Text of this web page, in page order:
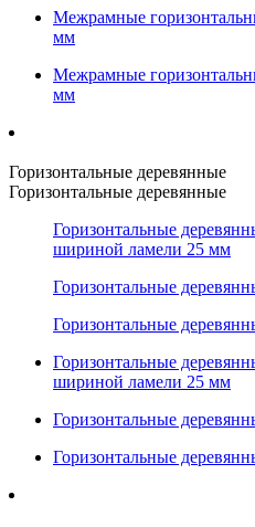
Межрамные
мм
Межрамные
мм
Горизонтальные деревянные
Горизонтальные деревянные
Горизонтальные
шириной ламели 25 мм
Горизонтальные
Горизонтальные
Горизонтальные
шириной ламели 25 мм
Горизонтальные
Горизонтальные